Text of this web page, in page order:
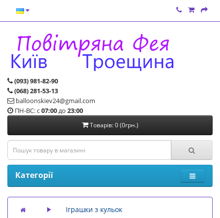
(093) 981-82-90
(068) 281-53-13
balloonskiev24@gmail.com
ПН-ВС: с07:00до 23:00
Товарів: 0 (0грн.)
Категорії
Іграшки з кульок